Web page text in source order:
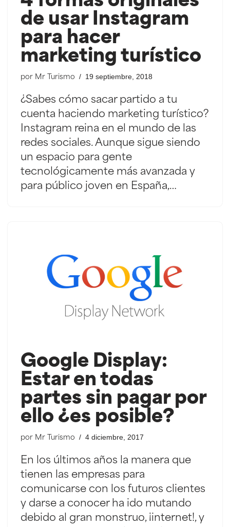
de usar Instagram
para hacer
marketing turístico
por Mr Turismo 19 septiembre, 2018
¿Sabes cómo sacar partido a tu
cuenta haciendo marketing turístico?
Instagram reina en el mundo de las
redes sociales. Aunque sigue siendo
un espacio para gente
tecnológicamente más avanzada y
para público joven en España,…
Google Display:
Estar en todas
partes sin pagar por
ello ¿es posible?
por Mr Turismo 4 diciembre, 2017
En los últimos años la manera que
tienen las empresas para
comunicarse con los futuros clientes
y darse a conocer ha ido mutando
debido al gran monstruo, ¡internet!, y